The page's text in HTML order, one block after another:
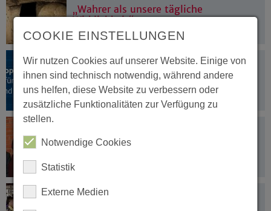
„Wahrer als unsere tägliche
Wirklichkeit“
16.04.2019
Europa nicht den Rechtspopulisten
überlassen
Martineum wählt Dreier-Spitze
12.04.2019
COOKIE EINSTELLUNGEN
Wir nutzen Cookies auf unserer Website. Einige von
ihnen sind technisch notwendig, während andere
uns helfen, diese Website zu verbessern oder
zusätzliche Funktionalitäten zur Verfügung zu
stellen.
Notwendige Cookies
Statistik
Externe Medien